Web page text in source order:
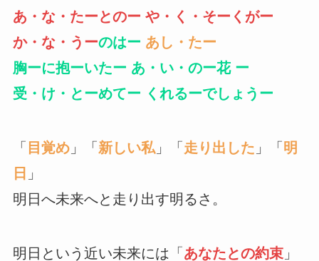
あ・な・たーとのー や・く・そーくがー
か・な・うーのはー あし・たー
胸ーに抱ーいたー あ・い・のー花 ー
受・け・とーめてー くれるーでしょうー
「 目覚め」「 新しい私」「 走り出した 」「 明
日 」
明日へ未来へと走り出す明るさ。
明日という近い未来には「 あなたとの約束」